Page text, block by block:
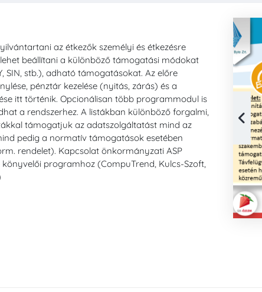
az étkezők személyi és étkezésre
beállítani a különböző támogatási módokat
SIN, stb.), adható támogatásokat. Az előre
pénztár kezelése (nyitás, zárás) és a
itt történik. Opcionálisan több programmodul is
a rendszerhez. A listákban különböző forgalmi,
támogatjuk az adatszolgáltatást mind az
pedig a normatív támogatások esetében
rendelet). Kapcsolat önkormányzati ASP
könyvelői programhoz (CompuTrend, Kulcs-Szoft,